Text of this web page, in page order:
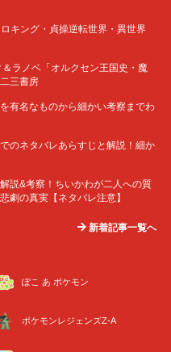
キング・貞操逆転世界・異世界
ラノベ「オルクセン王国史・魔
三書房
有名なものから細かい考察までわ
のネタバレあらすじと解説！細か
説&考察！ちいかわが二人への質
劇の真実【ネタバレ注意】
新着記事一覧へ
ぽこ あ ポケモン
ポケモンレジェンズZ-A